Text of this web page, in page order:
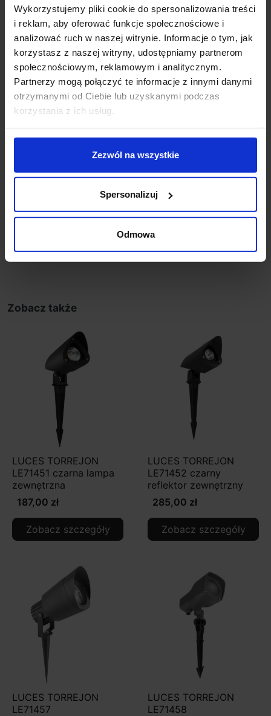
Wykorzystujemy pliki cookie do spersonalizowania treści
i reklam, aby oferować funkcje społecznościowe i
analizować ruch w naszej witrynie. Informacje o tym, jak
korzystasz z naszej witryny, udostępniamy partnerom
społecznościowym, reklamowym i analitycznym.
Partnerzy mogą połączyć te informacje z innymi danymi
otrzymanymi od Ciebie lub uzyskanymi podczas
korzystania z ich usług.
Zezwól na wszystkie
Spersonalizuj
Odmowa
wysokość(cm): 21-24
średnica (cm): 6,7
szerokość (cm): 6,7
głębokość (cm): 7
ilość źródeł: 1
rodzaj trzonka: LED zintegrowany
napięcie: 230 V
strumień światła: 180lm
barwa światła : 3000K
możliwość ściemniania: nie
materiał: aluminium/szkło
IP: 65
Szczegóły produktu
Zobacz także
LUCES TORREJON
LE71451 czarna lampa
zewnętrzna
187,00 zł
Zobacz szczegóły
LUCES TORREJON
LE71452 czarny
reflektor zewnętrzny
285,00 zł
Zobacz szczegóły
LUCES TORREJON
LE71457
LUCES TORREJON
LE71458